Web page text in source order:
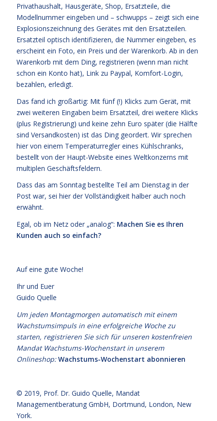
Privathaushalt, Hausgeräte, Shop, Ersatzteile, die
Modellnummer eingeben und – schwupps – zeigt sich eine
Explosionszeichnung des Gerätes mit den Ersatzteilen.
Ersatzteil optisch identifizieren, die Nummer eingeben, es
erscheint ein Foto, ein Preis und der Warenkorb. Ab in den
Warenkorb mit dem Ding, registrieren (wenn man nicht
schon ein Konto hat), Link zu Paypal, Komfort-Login,
bezahlen, erledigt.
Das fand ich großartig: Mit fünf (!) Klicks zum Gerät, mit
zwei weiteren Eingaben beim Ersatzteil, drei weitere Klicks
(plus Registrierung) und keine zehn Euro später (die Hälfte
sind Versandkosten) ist das Ding geordert. Wir sprechen
hier von einem Temperaturregler eines Kühlschranks,
bestellt von der Haupt-Website eines Weltkonzerns mit
multiplen Geschäftsfeldern.
Dass das am Sonntag bestellte Teil am Dienstag in der
Post war, sei hier der Vollständigkeit halber auch noch
erwähnt.
Egal, ob im Netz oder „analog“: Machen Sie es Ihren
Kunden auch so einfach?
Auf eine gute Woche!
Ihr und Euer
Guido Quelle
Um jeden Montagmorgen automatisch mit einem
Wachstumsimpuls in eine erfolgreiche Woche zu
starten, registrieren Sie sich für unseren kostenfreien
Mandat Wachstums-Wochenstart in unserem
Onlineshop:Wachstums-Wochenstart abonnieren
© 2019, Prof. Dr. Guido Quelle, Mandat
Managementberatung GmbH, Dortmund, London, New
York.